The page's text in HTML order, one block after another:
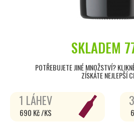
SKLADEM
POTŘEBUJETE JINÉ MNOŽSTVÍ?
ZÍSKÁTE NEJLEPŠÍ
1 LÁHEV
690 Kč /KS